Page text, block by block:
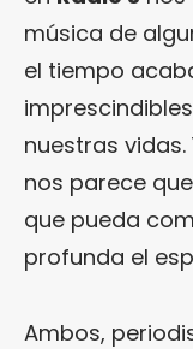
música de
el tiempo
nuestras
nos parece
que pueda
profunda el
Ambos,